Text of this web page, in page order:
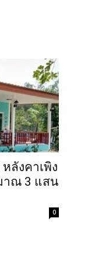
ลังคาเพิง
าณ 3 แสน
0